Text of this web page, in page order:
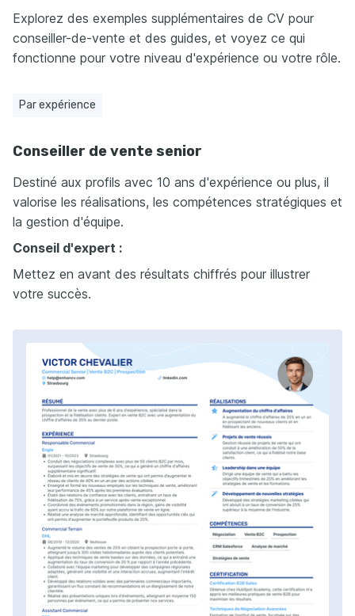
Explorez des exemples supplémentaires de CV pour
conseiller-de-vente et des guides, et voyez ce qui
fonctionne pour votre niveau d'expérience ou votre rôle.
Par expérience
Conseiller de vente senior
Destiné aux profils avec 10 ans d'expérience ou plus, il
valorise les réalisations, les compétences stratégiques et
la gestion d'équipe.
Conseil d'expert :
Mettez en avant des résultats chiffrés pour illustrer
votre succès.